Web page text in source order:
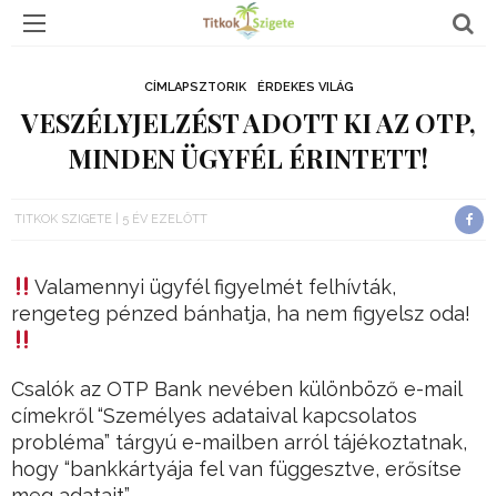
CÍMLAPSZTORIK ÉRDEKES VILÁG
VESZÉLYJELZÉST ADOTT KI AZ OTP,
MINDEN ÜGYFÉL ÉRINTETT!
TITKOK SZIGETE 5 ÉV EZELŐTT
Valamennyi ügyfél figyelmét felhívták,
rengeteg pénzed bánhatja, ha nem figyelsz oda!
Csalók az OTP Bank nevében különböző e-mail
címekről “Személyes adataival kapcsolatos
probléma” tárgyú e-mailben arról tájékoztatnak,
hogy “bankkártyája fel van függesztve, erősítse